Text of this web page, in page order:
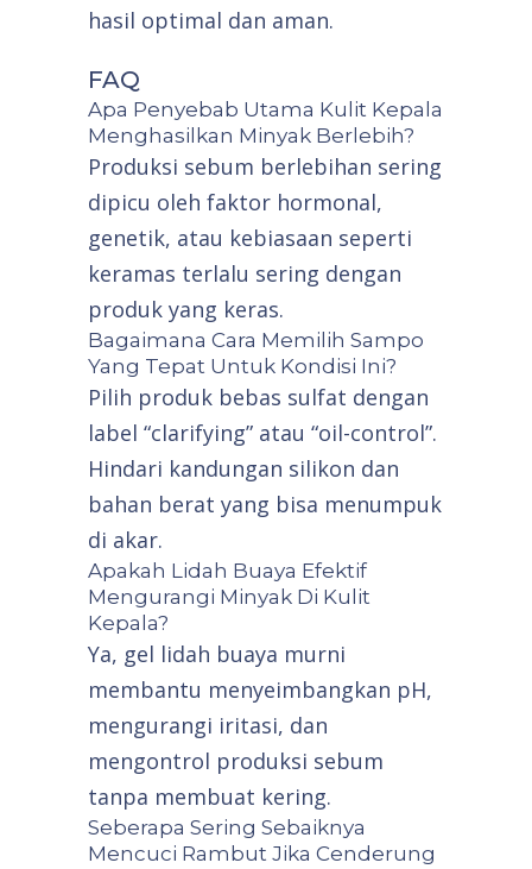
hasil optimal dan aman.
FAQ
Apa Penyebab Utama Kulit Kepala
Menghasilkan Minyak Berlebih?
Produksi sebum berlebihan sering
dipicu oleh faktor hormonal,
genetik, atau kebiasaan seperti
keramas terlalu sering dengan
produk yang keras.
Bagaimana Cara Memilih Sampo
Yang Tepat Untuk Kondisi Ini?
Pilih produk bebas sulfat dengan
label “clarifying” atau “oil-control”.
Hindari kandungan silikon dan
bahan berat yang bisa menumpuk
di akar.
Apakah Lidah Buaya Efektif
Mengurangi Minyak Di Kulit
Kepala?
Ya, gel lidah buaya murni
membantu menyeimbangkan pH,
mengurangi iritasi, dan
mengontrol produksi sebum
tanpa membuat kering.
Seberapa Sering Sebaiknya
Mencuci Rambut Jika Cenderung